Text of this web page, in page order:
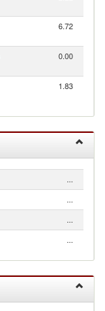
6.72
0.00
1.83
...
...
...
...